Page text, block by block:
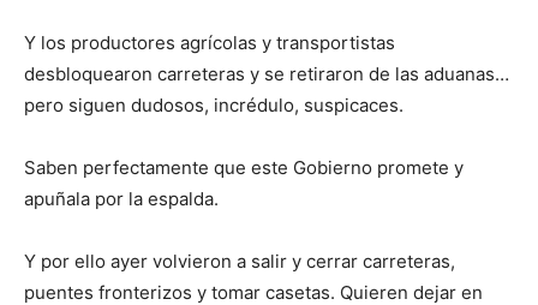
Y los productores agrícolas y transportistas
desbloquearon carreteras y se retiraron de las aduanas…
pero siguen dudosos, incrédulo, suspicaces.
Saben perfectamente que este Gobierno promete y
apuñala por la espalda.
Y por ello ayer volvieron a salir y cerrar carreteras,
puentes fronterizos y tomar casetas. Quieren dejar en